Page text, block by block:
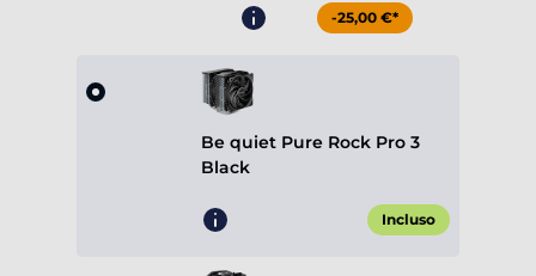
-25,00 €*
Be quiet Pure Rock Pro 3
Black
Incluso